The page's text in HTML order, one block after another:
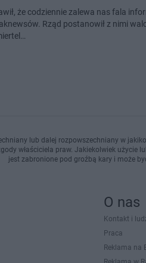
że codziennie zalewa nas fala
Rząd postanowił z nimi
lub dalej rozpowszechniany w
właściciela praw. Jakiekolwiek
jest zabronione pod groźbą kary i może
O nas
Kontakt i
Praca
Reklama na